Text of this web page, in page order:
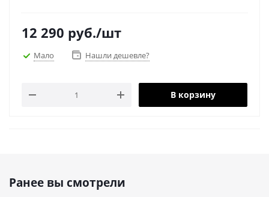
12 290 руб./шт
Мало Нашли дешевле?
В корзину
Ранее вы смотрели